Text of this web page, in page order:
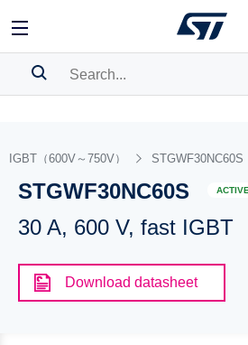
BOOKMARK
Pleaselog into show your saved
IGBT（600V～750V） STGWF30NC60S
STGWF30NC60S ACTIVE
30 A, 600 V, fast IGBT
Download datasheet